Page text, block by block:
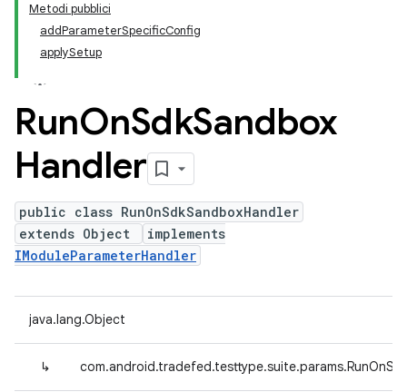
Metodi pubblici
addParameterSpecificConfig
applySetup
RunOnSdkSandbox
Handler
public class RunOnSdkSandboxHandler
extends Object
implements
IModuleParameterHandler
java.lang.Object
↳